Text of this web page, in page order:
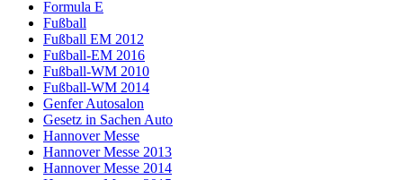
Formula E
Fußball
Fußball EM 2012
Fußball-EM 2016
Fußball-WM 2010
Fußball-WM 2014
Genfer Autosalon
Gesetz in Sachen Auto
Hannover Messe
Hannover Messe 2013
Hannover Messe 2014